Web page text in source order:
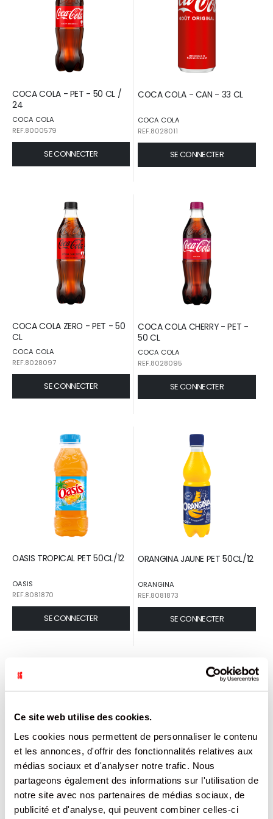
Ce site web utilise des cookies.
Les cookies nous permettent de personnaliser le contenu
et les annonces, d'offrir des fonctionnalités relatives aux
médias sociaux et d'analyser notre trafic. Nous
partageons également des informations sur l'utilisation de
notre site avec nos partenaires de médias sociaux, de
publicité et d'analyse, qui peuvent combiner celles-ci
COCA COLA - PET - 50 CL /
24
COCA COLA
REF.8000579
SE CONNECTER
COCA COLA - CAN - 33 CL
COCA COLA
REF.8028011
SE CONNECTER
COCA COLA ZERO - PET - 50
CL
COCA COLA
REF.8028097
SE CONNECTER
COCA COLA CHERRY - PET -
50 CL
COCA COLA
REF.8028095
SE CONNECTER
OASIS TROPICAL PET 50CL/12
OASIS
REF.8081870
SE CONNECTER
ORANGINA JAUNE PET 50CL/12
ORANGINA
REF.8081873
SE CONNECTER
COCA COLA SANS SUCRES -
CAN - 33 CL
COCA COLA
FUZETEA - PÊCHE - PET - 40
CL